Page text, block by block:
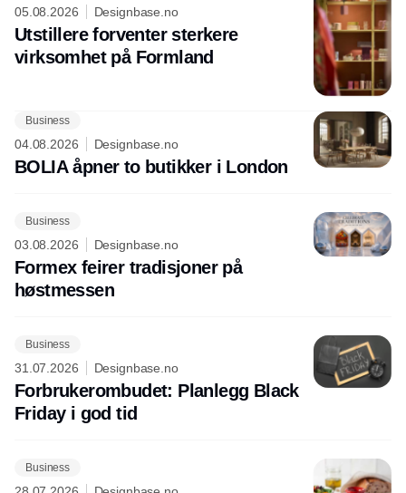
05.08.2026 Designbase.no
Utstillere forventer sterkere
virksomhet på Formland
Business
04.08.2026 Designbase.no
BOLIA åpner to butikker i London
Business
03.08.2026 Designbase.no
Formex feirer tradisjoner på
høstmessen
Business
31.07.2026 Designbase.no
Forbrukerombudet: Planlegg Black
Friday i god tid
Business